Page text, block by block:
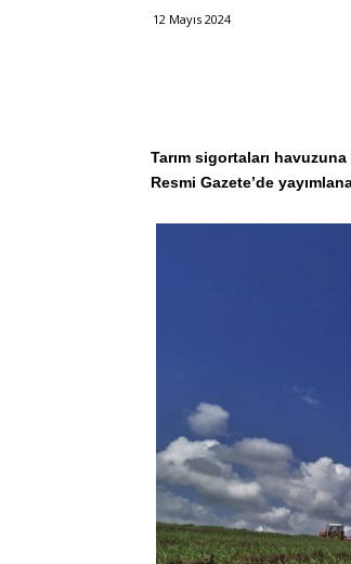
12 Mayıs 2024
Tarım sigortaları
Resmi Gazete’de